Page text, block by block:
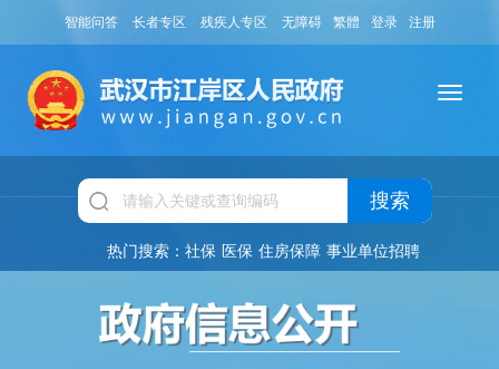
智能问答 长者专区 残疾人专区 无障碍 繁體 登录 注册
搜索
热门搜索： 社保 医保 住房保障 事业单位招聘